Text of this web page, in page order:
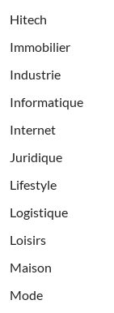
Hitech
Immobilier
Industrie
Informatique
Internet
Juridique
Lifestyle
Logistique
Loisirs
Maison
Mode